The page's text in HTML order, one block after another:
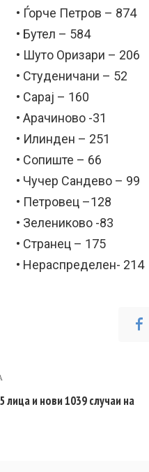
• Ѓорче Петров – 874
• Бутел – 584
• Шуто Оризари – 206
• Студеничани – 52
• Сарај – 160
• Арачиново -31
• Илинден – 251
• Сопиште – 66
• Чучер Сандево – 99
• Петровец –128
• Зелениково -83
• Странец – 175
• Нераспределен- 214
лица и нови 1039 случаи на